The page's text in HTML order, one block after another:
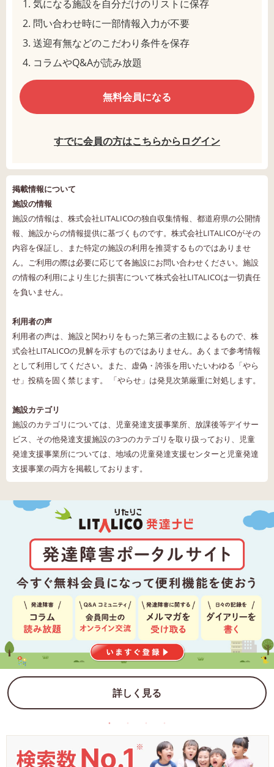
気になる施設を自分だけのリストに保存
問い合わせ時に一部情報入力が不要
送迎有無などのこだわり条件を保存
コラムやQ&Aが読み放題
無料会員になる
すでに会員の方はこちらからログイン
掲載情報について
施設の情報
施設の情報は、株式会社LITALICOの独自収集情報、都道府県の公開情
報、施設からの情報提供に基づくものです。株式会社LITALICOがその
内容を保証し、また特定の施設の利用を推奨するものではありませ
ん。ご利用の際は必要に応じて各施設にお問い合わせください。施設
の情報の利用により生じた損害について株式会社LITALICOは一切責任
を負いません。
利用者の声
利用者の声は、施設と関わりをもった第三者の主観によるもので、株
式会社LITALICOの見解を示すものではありません。あくまで参考情報
として利用してください。また、虚偽・誇張を用いたいわゆる「やら
せ」投稿を固く禁じます。 「やらせ」は発見次第厳重に対処します。
施設カテゴリ
施設のカテゴリについては、児童発達支援事業所、放課後等デイサー
ビス、その他発達支援施設の3つのカテゴリを取り扱っており、児童
発達支援事業所については、地域の児童発達支援センターと児童発達
支援事業の両方を掲載しております。
詳しく見る